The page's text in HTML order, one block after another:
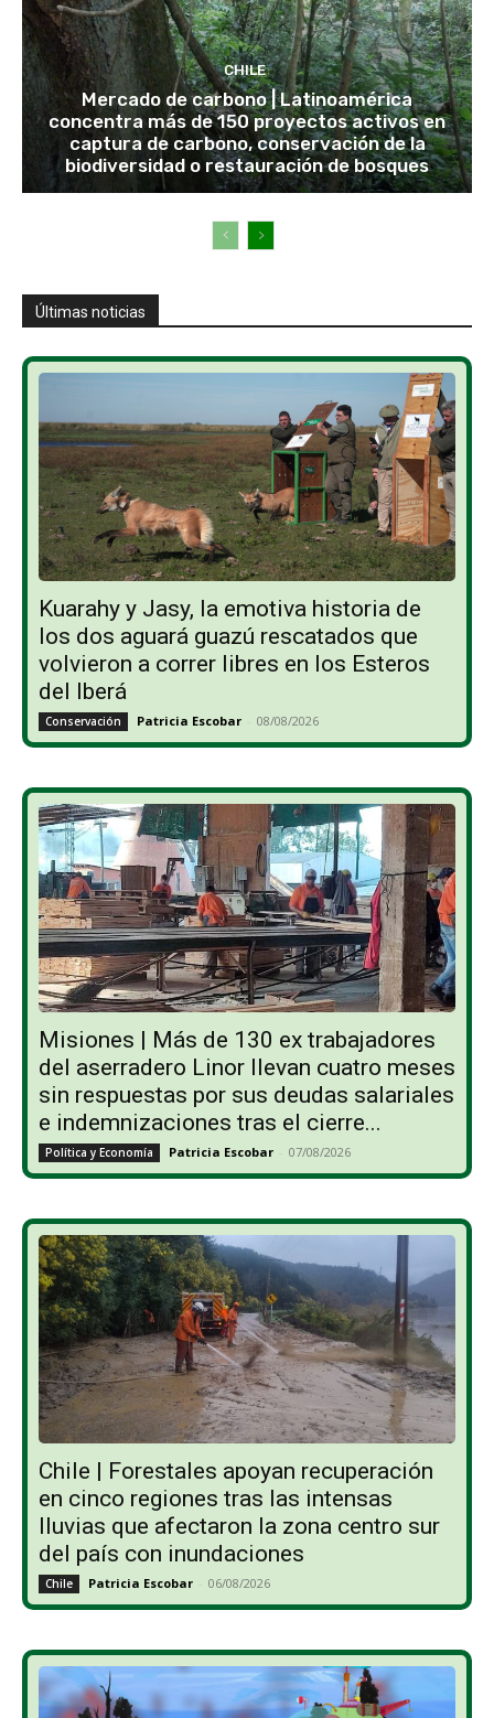
CHILE
Mercado de carbono | Latinoamérica
concentra más de 150 proyectos activos en
captura de carbono, conservación de la
biodiversidad o restauración de bosques
Últimas noticias
Kuarahy y Jasy, la emotiva historia de
los dos aguará guazú rescatados que
volvieron a correr libres en los Esteros
del Iberá
Conservación Patricia Escobar - 08/08/2026
Misiones | Más de 130 ex trabajadores
del aserradero Linor llevan cuatro meses
sin respuestas por sus deudas salariales
e indemnizaciones tras el cierre...
Política y Economía Patricia Escobar - 07/08/2026
Chile | Forestales apoyan recuperación
en cinco regiones tras las intensas
lluvias que afectaron la zona centro sur
del país con inundaciones
Chile Patricia Escobar - 06/08/2026